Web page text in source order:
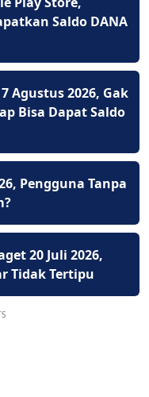
Saldo DANA
Agustus 2026, Gak
Bisa Dapat Saldo
Pengguna Tanpa
20 Juli 2026,
Tidak Tertipu